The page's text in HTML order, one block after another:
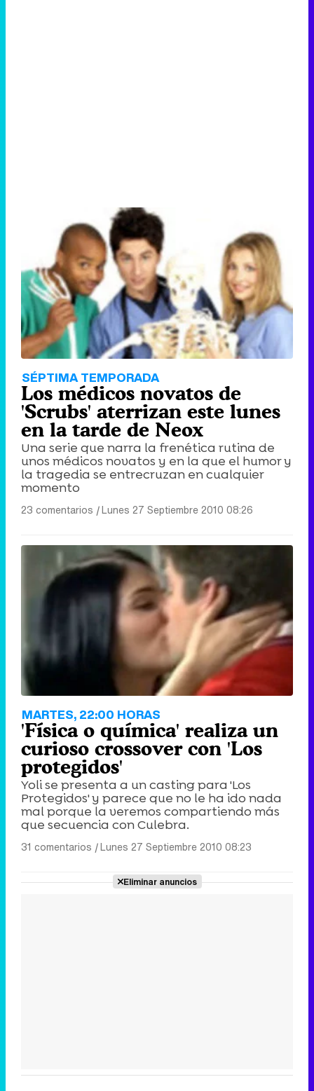
SÉPTIMA TEMPORADA
Los médicos novatos de
'Scrubs' aterrizan este lunes
en la tarde de Neox
Una serie que narra la frenética rutina de
unos médicos novatos y en la que el humor y
la tragedia se entrecruzan en cualquier
momento
23 comentarios |Lunes 27 Septiembre 2010 08:26
MARTES, 22:00 HORAS
'Física o química' realiza un
curioso crossover con 'Los
protegidos'
Yoli se presenta a un casting para 'Los
Protegidos' y parece que no le ha ido nada
mal porque la veremos compartiendo más
que secuencia con Culebra.
31 comentarios |Lunes 27 Septiembre 2010 08:23
Eliminar anuncios